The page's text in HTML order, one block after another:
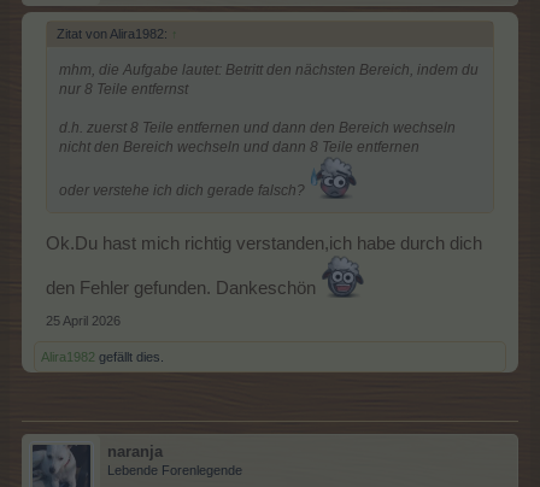
Zitat von Alira1982: ↑
mhm, die Aufgabe lautet: Betritt den nächsten Bereich, indem du
nur 8 Teile entfernst
d.h. zuerst 8 Teile entfernen und dann den Bereich wechseln
nicht den Bereich wechseln und dann 8 Teile entfernen
oder verstehe ich dich gerade falsch?
Ok.Du hast mich richtig verstanden,ich habe durch dich
den Fehler gefunden. Dankeschön
25 April 2026
Alira1982 gefällt dies.
naranja
Lebende Forenlegende